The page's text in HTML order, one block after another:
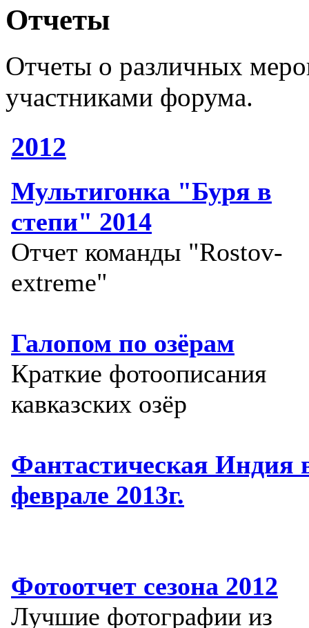
Отчеты
Отчеты о различных
участниками форума.
2012
Мультигонка "Буря в
степи" 2014
Отчет команды "Rostov-
extreme"
Галопом по озёрам
Краткие фотоописания
кавказских озёр
Фантастическая Индия
феврале 2013г.
Фотоотчет сезона 2012
Лучшие фотографии из